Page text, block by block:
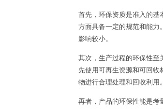
首先，环保资质是准入的基
方面具备一定的规范和能力
影响较小。
其次，生产过程的环保性至
先使用可再生资源和可回
物进行合理处理和回收利用。
再者，产品的环保性能是考